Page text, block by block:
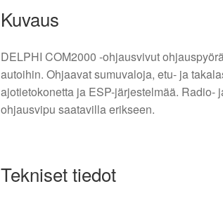
Kuvaus
DELPHI COM2000 -ohjausvivut
autoihin. Ohjaavat sumuvaloja, etu- ja
ajotietokonetta ja ESP-järjestelmää. Radio-
ohjausvipu saatavilla erikseen.
Tekniset tiedot